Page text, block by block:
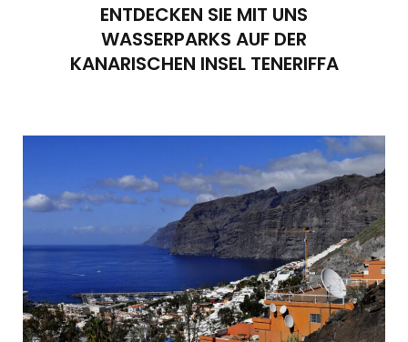
ENTDECKEN SIE MIT UNS
WASSERPARKS AUF DER
KANARISCHEN INSEL TENERIFFA